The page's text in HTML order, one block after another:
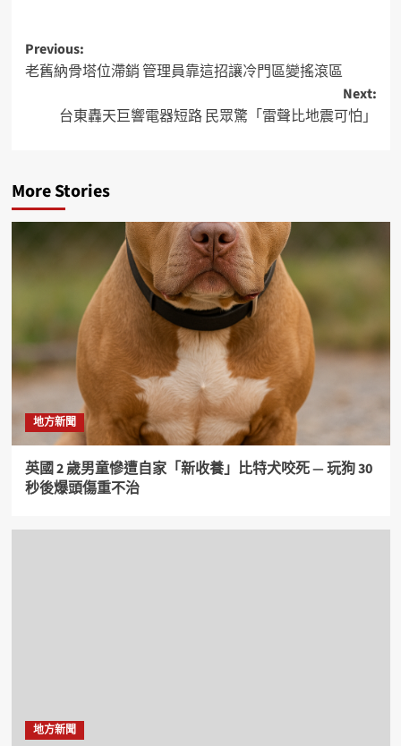
Previous:
老舊納骨塔位滯銷 管理員靠這招讓冷門區變搖滾區
Next:
台東轟天巨響電器短路 民眾驚「雷聲比地震可怕」
More Stories
地方新聞
英國 2 歲男童慘遭自家「新收養」比特犬咬死 — 玩狗 30
秒後爆頭傷重不治
地方新聞